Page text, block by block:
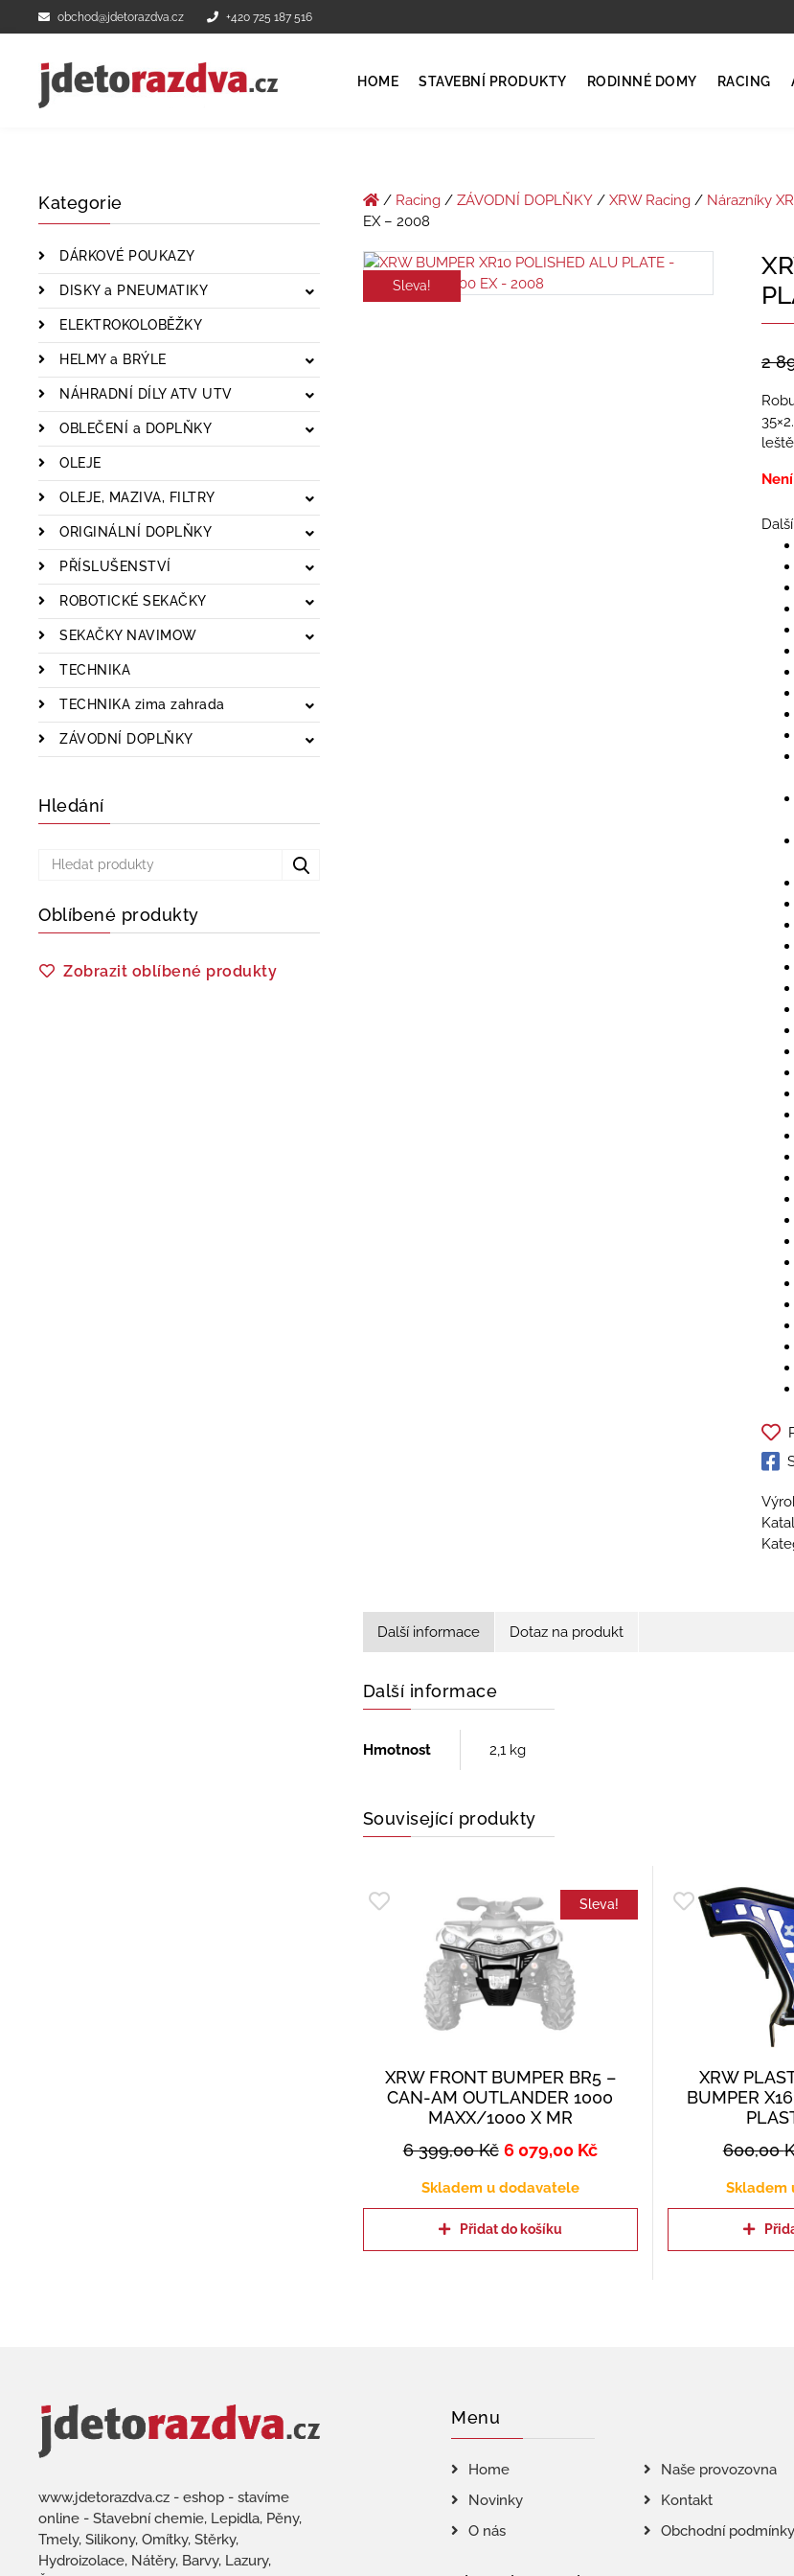
obchod@jdetorazdva.cz +420 725 187 516
HOME STAVEBNÍ PRODUKTY RODINNÉ DOMY RACING
Kategorie
DÁRKOVÉ POUKAZY
DISKY a PNEUMATIKY
ELEKTROKOLOBĚŽKY
HELMY a BRÝLE
NÁHRADNÍ DÍLY ATV UTV
OBLEČENÍ a DOPLŇKY
OLEJE
OLEJE, MAZIVA, FILTRY
ORIGINÁLNÍ DOPLŇKY
PŘÍSLUŠENSTVÍ
ROBOTICKÉ SEKAČKY
SEKAČKY NAVIMOW
TECHNIKA
TECHNIKA zima zahrada
ZÁVODNÍ DOPLŇKY
Hledání
Oblíbené produkty
Zobrazit oblíbené produkty
/ Racing/ ZÁVODNÍ DOPLŇKY/ XRW Racing/ Nárazníky
EX – 2008
Sleva!
2
Další informace Dotaz na produkt
Další informace
Hmotnost 2,1 kg
Související produkty
Sleva!
XRW FRONT BUMPER BR5 –
CAN-AM OUTLANDER 1000
MAXX/1000 X MR
6 399,00Kč 6 079,00 Kč
Skladem u dodavatele
Přidat do košíku
XRW
BUMPER
600,00
Skladem
www.jdetorazdva.cz - eshop - stavíme
online - Stavební chemie, Lepidla, Pěny,
Tmely, Silikony, Omítky, Stěrky,
Hydroizolace, Nátěry, Barvy, Lazury,
Menu
Home
Naše provozovna
Novinky
Kontakt
O nás
Obchodní podmínky